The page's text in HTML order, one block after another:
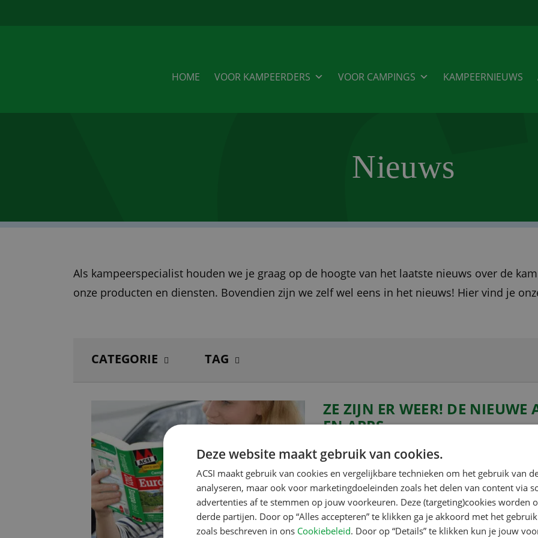
HOME
VOOR KAMPEERDERS VOOR CAMPINGS KAMPEERNIEUWS
Nieuws
Als kampeerspecialist houden we je graag op de hoogte van het laatste nieuws over de
onze producten en diensten. Bovendien zijn we zelf wel eens in het nieuws! Hier vind je
CATEGORIE TAG
ZE ZIJN ER WEER! DE NIEUWE
EN APPS
Ze zijn er weer: vers van de drukker,
boordevol campinginformatie. De ACSI
klaar. Kampeert u het liefst in het
het hoogseizoen graag naar een kleine
heeft de gids of app die bij u past. Liever
Deze website maakt gebruik van cookies.
ACSI maakt gebruik van cookies en vergelijkbare technieken om het gebruik van
analyseren, maar ook voor marketingdoeleinden zoals het delen van content via
advertenties af te stemmen op jouw voorkeuren. Deze (targeting)cookies worden
derde partijen. Door op “Alles accepteren” te klikken ga je akkoord met het
zoals beschreven in ons Cookiebeleid. Door op “Details” te klikken kun je jouw